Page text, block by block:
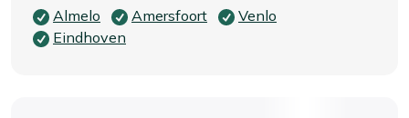
Almelo Amersfoort
Venlo
Eindhoven